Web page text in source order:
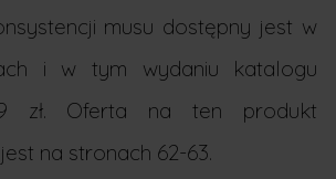
musu dostępny jest w
i w tym wydaniu katalogu
zł. Oferta na ten produkt
na stronach 62-63.